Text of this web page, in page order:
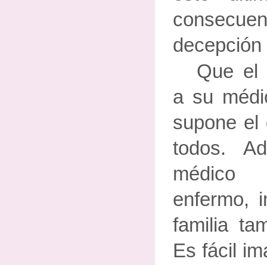
decepción
Que el
a su
supone el
todos.
enfermo,
familia
Es fácil